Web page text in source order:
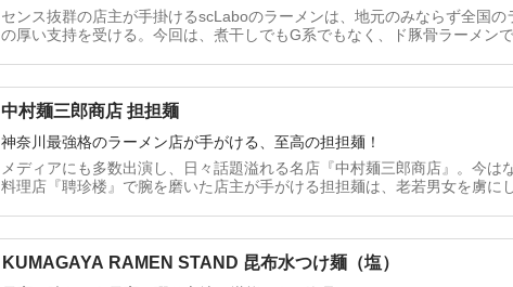
センス抜群の店主が手掛けるscLaboのラーメンは、地元のみならず全国の
の厚い支持を受ける。今回は、煮干しでもG系でもなく、ド豚骨ラーメン
中村麺三郎商店 担担麺
神奈川最強格のラーメン店が手がける、至高の担担麺！
メディアにも多数出演し、日々話題溢れる名店『中村麺三郎商店』。今は
料理店『聘珍楼』で腕を磨いた店主が手がける担担麺は、老若男女を虜に
KUMAGAYA RAMEN STAND 昆布水つけ麺（塩）